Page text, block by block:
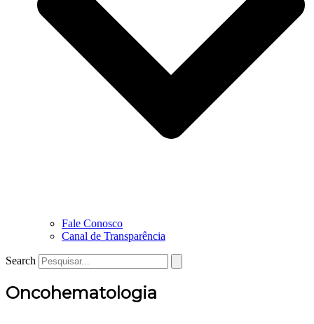
Fale Conosco
Canal de Transparência
Search
Oncohematologia